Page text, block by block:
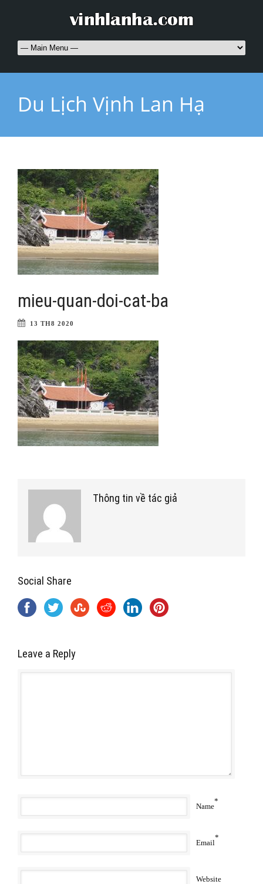
Du Lịch Vịnh Lan Hạ
mieu-quan-doi-cat-ba
13 TH8 2020
Thông tin về tác giả
Social Share
Leave a Reply
Name
*
Email
*
Website